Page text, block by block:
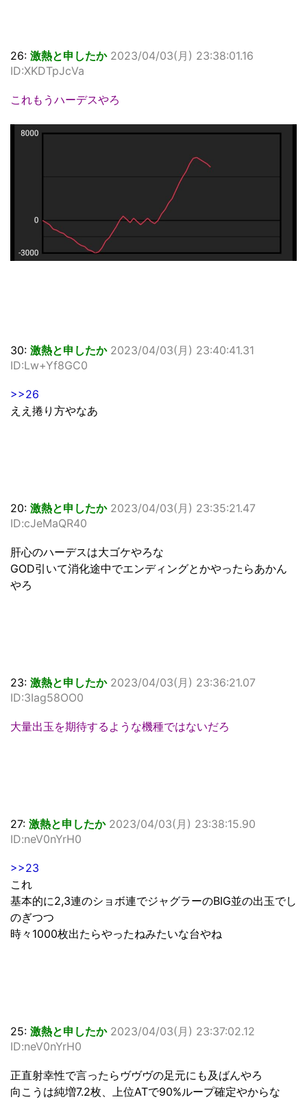
26: 激熱と申したか 2023/04/03(月) 23:38:01.16
ID:XKDTpJcVa
これもうハーデスやろ
30: 激熱と申したか 2023/04/03(月) 23:40:41.31
ID:Lw+Yf8GC0
>>26
ええ捲り方やなあ
20: 激熱と申したか 2023/04/03(月) 23:35:21.47
ID:cJeMaQR40
肝心のハーデスは大ゴケやろな
GOD引いて消化途中でエンディングとかやったらあかん
やろ
23: 激熱と申したか 2023/04/03(月) 23:36:21.07
ID:3Iag58OO0
大量出玉を期待するような機種ではないだろ
27: 激熱と申したか 2023/04/03(月) 23:38:15.90
ID:neV0nYrH0
>>23
これ
基本的に2,3連のショボ連でジャグラーのBIG並の出玉でし
のぎつつ
時々1000枚出たらやったねみたいな台やね
25: 激熱と申したか 2023/04/03(月) 23:37:02.12
ID:neV0nYrH0
正直射幸性で言ったらヴヴヴの足元にも及ばんやろ
向こうは純増7.2枚、上位ATで90%ループ確定やからな